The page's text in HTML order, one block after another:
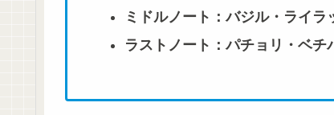
ミドルノート：バジル・ライ
ラストノート：パチョリ・ベチ